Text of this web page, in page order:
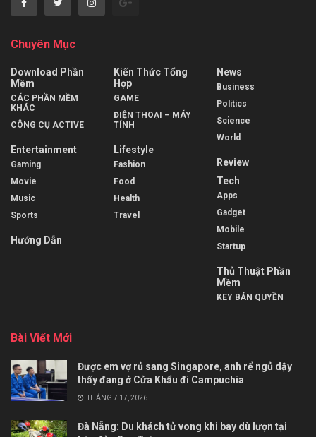
Chuyên Mục
Download Phần
Mềm
CÁC PHẦN MỀM
KHÁC
CÔNG CỤ ACTIVE
Entertainment
Gaming
Movie
Music
Sports
Hướng Dẫn
Kiến Thức Tổng
Hợp
GAME
ĐIỆN THOẠI – MÁY
TÍNH
Lifestyle
Fashion
Food
Health
Travel
News
Business
Politics
Science
World
Review
Tech
Apps
Gadget
Mobile
Startup
Thủ Thuật Phần
Mềm
KEY BẢN QUYỀN
Bài Viết Mới
Được em vợ rủ sang Singapore, anh rể ngủ dậy
thấy đang ở Cửa Khẩu đi Campuchia
THÁNG 7 17, 2026
Đà Nẵng: Du khách tử vong khi bay dù lượn tại